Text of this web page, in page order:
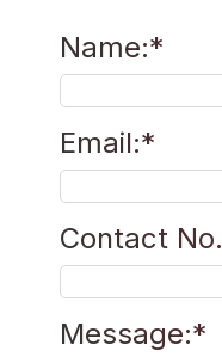
Name:*
Email:*
Contact No.
Message:*